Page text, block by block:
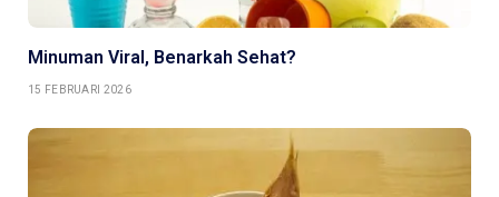
Minuman Viral, Benarkah Sehat?
15 FEBRUARI 2026